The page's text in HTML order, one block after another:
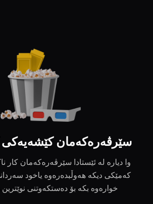
سێرڤەرەکەمان کێشەیەکی
وا دیارە لە ئێستادا سێرڤەرەکەمان کار
کەمێکی دیکە هەوڵبدەرەوە یاخود
خوارەوە بکە بۆ دەستکەوتنی نوێترین